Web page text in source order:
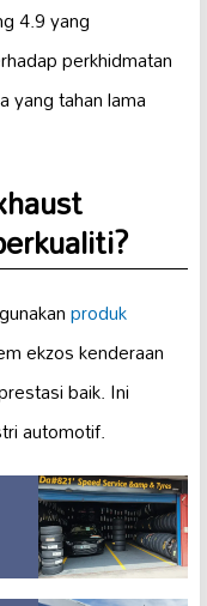
4.9 yang
perkhidmatan
yang tahan lama
produk
ekzos kenderaan
baik. Ini
automotif.